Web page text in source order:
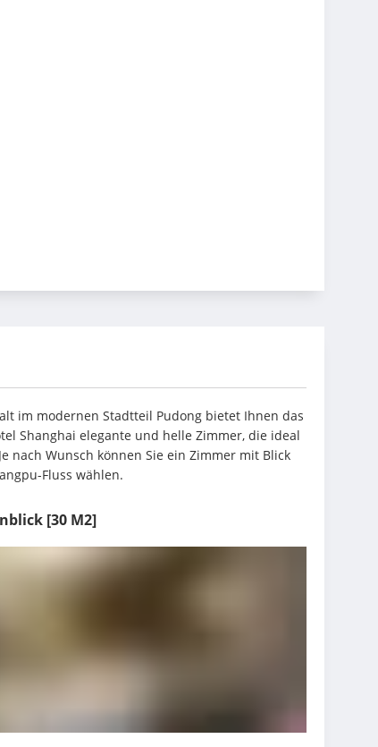
im modernen Stadtteil Pudong bietet Ihnen das
Shanghai elegante und helle Zimmer, die ideal
nach Wunsch können Sie ein Zimmer mit Blick
Fluss wählen.
[30 M2]